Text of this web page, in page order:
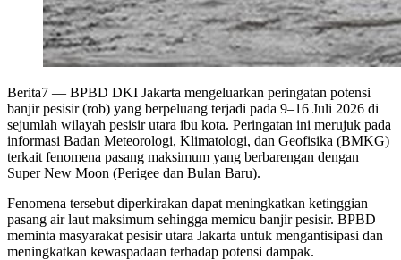
Berita7 — BPBD DKI Jakarta mengeluarkan peringatan potensi
banjir pesisir (rob) yang berpeluang terjadi pada 9–16 Juli 2026 di
sejumlah wilayah pesisir utara ibu kota. Peringatan ini merujuk pada
informasi Badan Meteorologi, Klimatologi, dan Geofisika (BMKG)
terkait fenomena pasang maksimum yang berbarengan dengan
Super New Moon (Perigee dan Bulan Baru).
Fenomena tersebut diperkirakan dapat meningkatkan ketinggian
pasang air laut maksimum sehingga memicu banjir pesisir. BPBD
meminta masyarakat pesisir utara Jakarta untuk mengantisipasi dan
meningkatkan kewaspadaan terhadap potensi dampak.